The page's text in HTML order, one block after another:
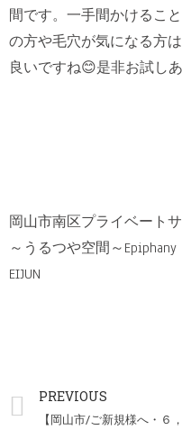
間です。一手間かけるこ
の方や毛穴が気になる方
良いですね😊是非お試しあ
岡山市南区プライベート
～うるつや空間～Epiphany
EIJUN
PREVIOUS